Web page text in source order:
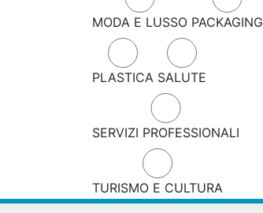
MODA E LUSSO PACKAGING
PLASTICA SALUTE
SERVIZI PROFESSIONALI
TURISMO E CULTURA